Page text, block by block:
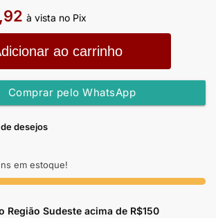
à vista no Pix
ao carrinho
Comprar pelo WhatsApp
desejos
em estoque!
Região Sudeste acima de R$150